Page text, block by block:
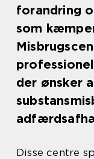
forandring
som
der ønsker
Disse centre